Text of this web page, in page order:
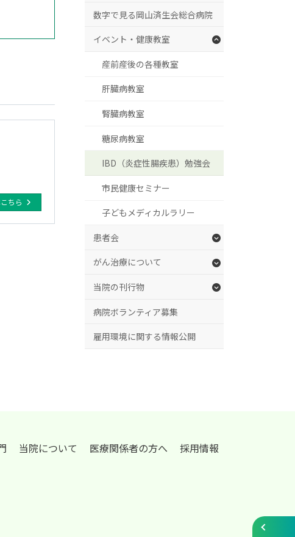
ちら
数字で見る岡山済生会総合病院
イベント・健康教室
産前産後の各種教室
肝臓病教室
腎臓病教室
糖尿病教室
IBD（炎症性腸疾患）勉強会
市民健康セミナー
子どもメディカルラリー
患者会
がん治療について
当院の刊行物
病院ボランティア募集
雇用環境に関する情報公開
当院について 医療関係者の方へ 採用情報